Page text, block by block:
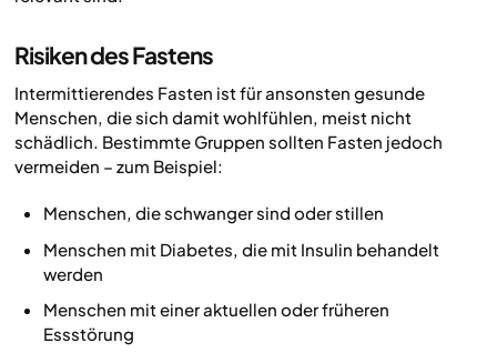
Risiken des Fastens
Intermittierendes Fasten ist für ansonsten gesunde
Menschen, die sich damit wohlfühlen, meist nicht
schädlich. Bestimmte Gruppen sollten Fasten jedoch
vermeiden – zum Beispiel:
Menschen, die schwanger sind oder stillen
Menschen mit Diabetes, die mit Insulin behandelt
werden
Menschen mit einer aktuellen oder früheren
Essstörung